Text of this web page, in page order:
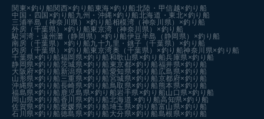
関東×釣り船関西×釣り船 東海×釣り船北陸・甲信越×釣り船
中国・四国×釣り船 九州・沖縄×釣り船北海道・東北×釣り船
三浦半島（神奈川県）×釣り船相模湾（神奈川県）×釣り船
外房（千葉県）×釣り船東京湾（神奈川県）×釣り船
駿河湾・遠州灘（静岡県）×釣り船伊豆半島（静岡県）×釣り船
南房（千葉県）×釣り船九十九里・銚子（千葉県）×釣り船
内房（千葉県）×釣り船東京湾奥（千葉県）×釣り船神奈川県×釣り船
千葉県×釣り船福岡県×釣り船和歌山県×釣り船兵庫県×釣り船
静岡県×釣り船茨城県×釣り船 東京都×釣り船福井県×釣り船
大阪府×釣り船 新潟県×釣り船愛知県×釣り船 広島県×釣り船
山形県×釣り船 三重県×釣り船宮城県×釣り船京都府×釣り船
沖縄県×釣り船長崎県×釣り船鳥取県×釣り船 熊本県×釣り船
福島県×釣り船 鹿児島県×釣り船岩手県×釣り船山口県×釣り船
岡山県×釣り船香川県×釣り船北海道 ×釣り船高知県×釣り船
佐賀県×釣り船愛媛県×釣り船埼玉県×釣り船富山県×釣り船
石川県×釣り船徳島県×釣り船 大分県×釣り船島根県×釣り船